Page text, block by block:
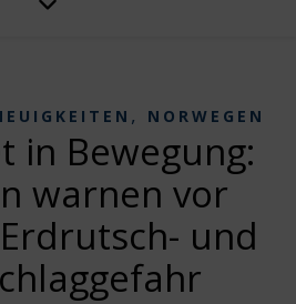
, NORWEGEN
in Bewegung:
warnen vor
und